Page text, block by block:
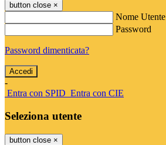
button close ×
Nome Utente
Password
Password dimenticata?
-
Entra con SPID Entra con CIE
Seleziona utente
button close ×